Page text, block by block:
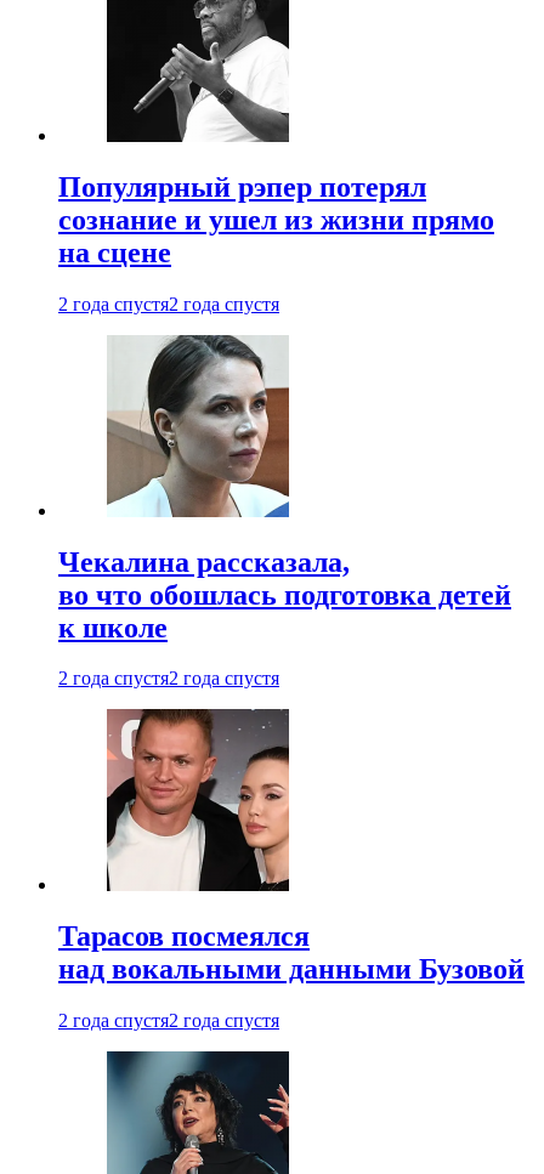
Популярный рэпер потерял
сознание и ушел из жизни прямо
на сцене
2 года спустя2 года спустя
Чекалина рассказала,
во что обошлась подготовка детей
к школе
2 года спустя2 года спустя
Тарасов посмеялся
над вокальными данными Бузовой
2 года спустя2 года спустя